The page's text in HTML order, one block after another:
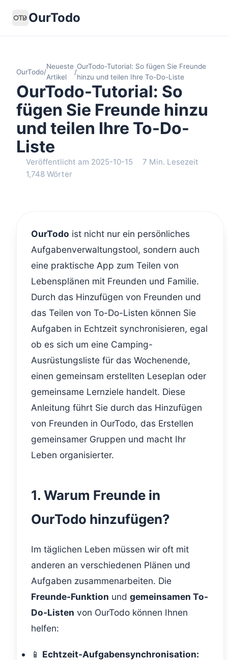
OurTodo
OurTodo/
Neueste
Artikel
/
OurTodo-Tutorial: So fügen Sie Freunde
hinzu und teilen Ihre To-Do-Liste
OurTodo-Tutorial: So
fügen Sie Freunde hinzu
und teilen Ihre To-Do-
Liste
Veröffentlicht am 2025-10-15
7 Min. Lesezeit
1,748 Wörter
OurTodo ist nicht nur ein persönliches
Aufgabenverwaltungstool, sondern auch
eine praktische App zum Teilen von
Lebensplänen mit Freunden und Familie.
Durch das Hinzufügen von Freunden und
das Teilen von To-Do-Listen können Sie
Aufgaben in Echtzeit synchronisieren, egal
ob es sich um eine Camping-
Ausrüstungsliste für das Wochenende,
einen gemeinsam erstellten Leseplan oder
gemeinsame Lernziele handelt. Diese
Anleitung führt Sie durch das Hinzufügen
von Freunden in OurTodo, das Erstellen
gemeinsamer Gruppen und macht Ihr
Leben organisierter.
1. Warum Freunde in
OurTodo hinzufügen?
Im täglichen Leben müssen wir oft mit
anderen an verschiedenen Plänen und
Aufgaben zusammenarbeiten. Die
Freunde-Funktion und gemeinsamen To-
Do-Listen von OurTodo können Ihnen
helfen:
📱 Echtzeit-Aufgabensynchronisation: